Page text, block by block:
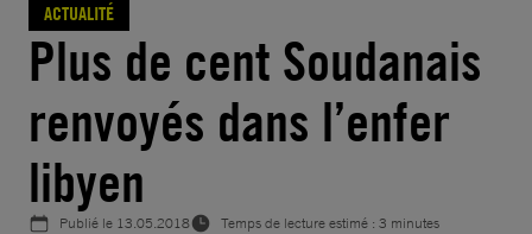
ACTUALITÉ
Plus de cent Soudanais
renvoyés dans l’enfer
libyen
Publié le 13.05.2018
Temps de lecture estimé : 3 minutes